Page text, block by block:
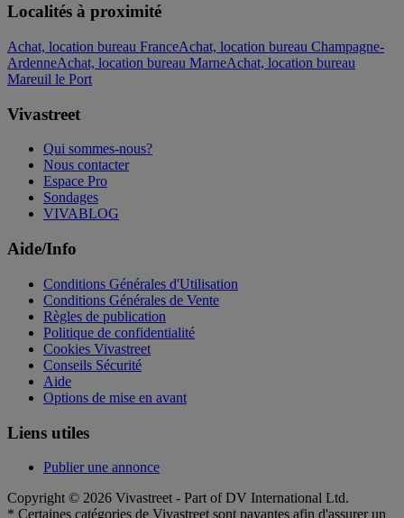
Localités à proximité
Achat, location bureau FranceAchat, location bureau Champagne-
ArdenneAchat, location bureau MarneAchat, location bureau
Mareuil le Port
Vivastreet
Qui sommes-nous?
Nous contacter
Espace Pro
Sondages
VIVABLOG
Aide/Info
Conditions Générales d'Utilisation
Conditions Générales de Vente
Règles de publication
Politique de confidentialité
Cookies Vivastreet
Conseils Sécurité
Aide
Options de mise en avant
Liens utiles
Publier une annonce
Copyright © 2026 Vivastreet - Part of DV International Ltd.
* Certaines catégories de Vivastreet sont payantes afin d'assurer un